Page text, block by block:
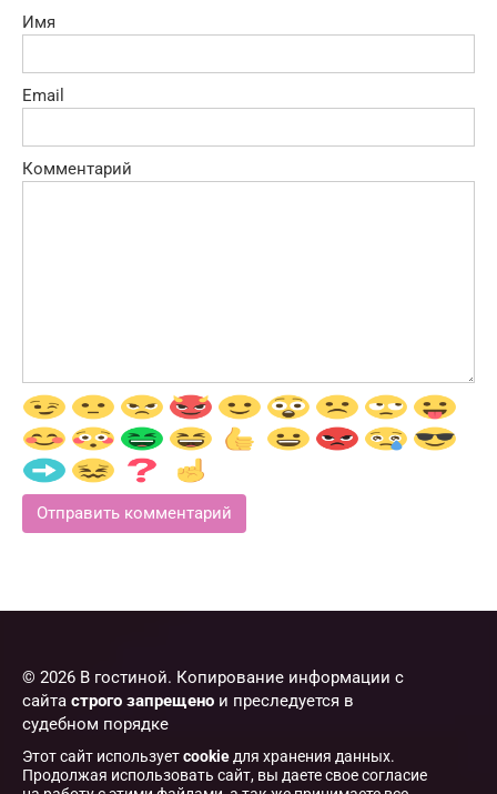
Имя
Email
Комментарий
© 2026 В гостиной. Копирование информации с
сайта строго запрещено и преследуется в
судебном порядке
Этот сайт используетcookie для хранения данных.
Продолжая использовать сайт, вы даете свое согласие